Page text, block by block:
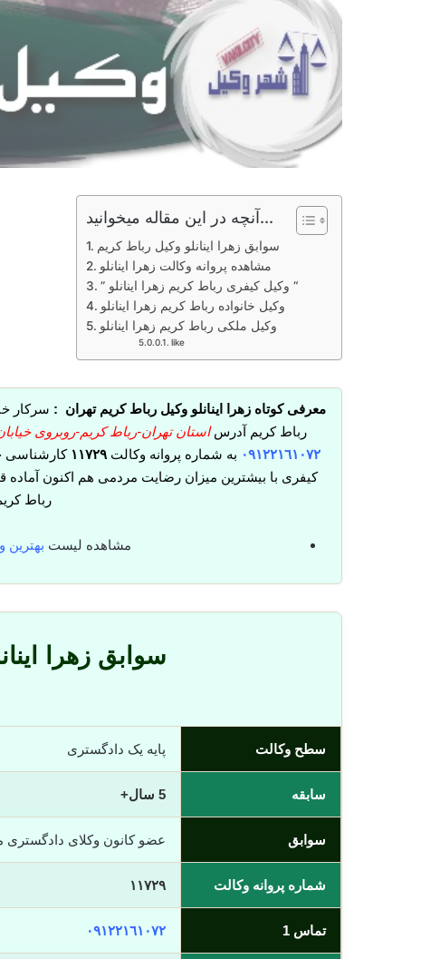
آنچه در این مقاله میخوانید...
سوابق زهرا اینانلو وکیل رباط کریم
مشاهده پروانه وکالت زهرا اینانلو
” وکیل کیفری رباط کریم زهرا اینانلو “
وکیل خانواده رباط کریم زهرا اینانلو
وکیل ملکی رباط کریم زهرا اینانلو
like
معرفی کوتاه زهرا اینانلو وکیل رباط کریم تهران : سرکار
رباط کریم آدرساستان تهران-رباط کریم-روبروی خیابان نیروی
٠٩١٢٢١٦١٠٧٢ به شماره پروانه وکالت١١٧٢٩ کارشناسی
کیفری با بیشترین میزان رضایت مردمی هم اکنون
رباط
مشاهده لیست بهترین
سوابق زهرا
سطح وکالت پایه یک دادگستری
سابقه 5 سال+
سوابق عضو کانون وکلای
شماره پروانه وکالت ١١٧٢٩
تماس 1 ٠٩١٢٢١٦١٠٧٢